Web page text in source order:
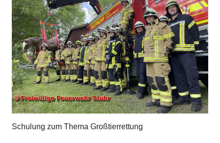
Schulung zum Thema Großtierrettung